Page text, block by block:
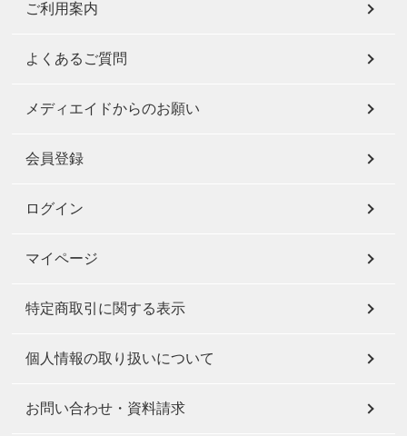
ご利用案内
よくあるご質問
メディエイドからのお願い
会員登録
ログイン
マイページ
特定商取引に関する表示
個人情報の取り扱いについて
お問い合わせ・資料請求